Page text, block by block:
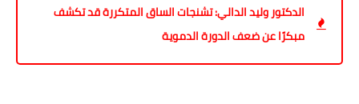
الدكتور وليد الدالي: تشنجات الساق المتكررة قد تكشف
مبكرًا عن ضعف الدورة الدموية